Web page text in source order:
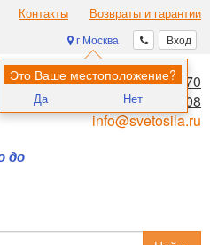
Контакты Возвраты и гарантии
Вход
г Москва
Это Ваше местоположение?
Да Нет
до
8 (495) 970-00-70
8 (800) 700-11-08
info@svetosila.ru